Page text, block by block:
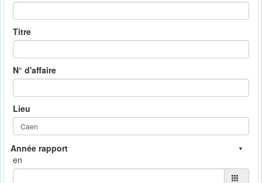
Titre
N° d'affaire
Lieu
en